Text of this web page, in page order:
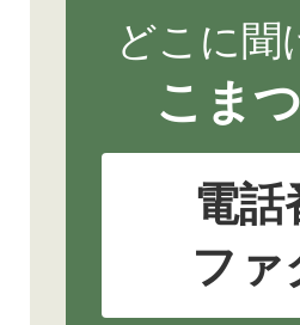
どこに聞
こま
電話
ファ